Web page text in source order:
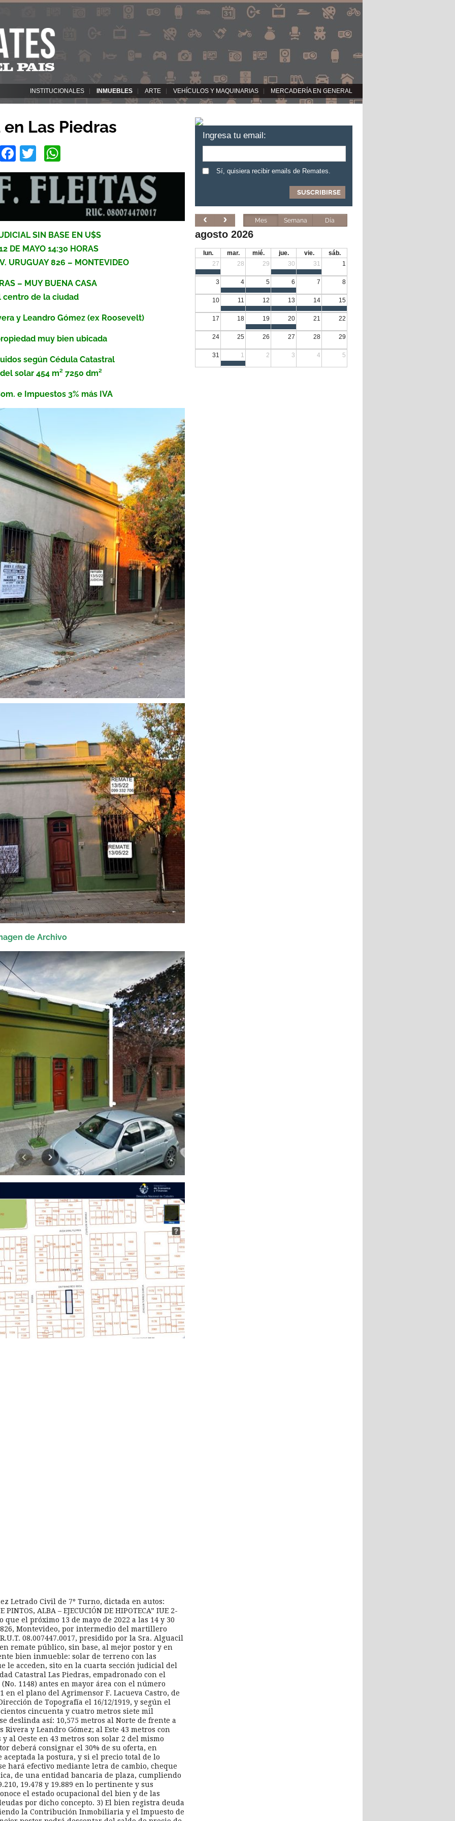
INSTITUCIONALES INMUEBLES ARTE VEHÍCULOS Y MAQUINARIAS MERCADERÍA EN GENERAL
Las Piedras
Facebook
Twitter
SIN BASE EN U$S
DE MAYO 14:30 HORAS
URUGUAY 826 – MONTEVIDEO
– MUY BUENA CASA
centro de la ciudad
y Leandro Gómez (ex Roosevelt)
muy bien ubicada
según Cédula Catastral
solar 454 m² 7250 dm²
e Impuestos 3% más IVA
de Archivo
Letrado Civil de 7º Turno, dictada en autos:
PINTOS, ALBA – EJECUCIÓN DE HIPOTECA” IUE 2-
que el próximo 13 de mayo de 2022 a las 14 y 30
Montevideo, por intermedio del martillero
08.007447.0017, presidido por la Sra. Alguacil
remate público, sin base, al mejor postor y en
bien inmueble: solar de terreno con las
le acceden, sito en la cuarta sección judicial del
Catastral Las Piedras, empadronado con el
1148) antes en mayor área con el número
en el plano del Agrimensor F. Lacueva Castro, de
de Topografía el 16/12/1919, y según el
cincuenta y cuatro metros siete mil
deslinda así: 10,575 metros al Norte de frente a
Rivera y Leandro Gómez; al Este 43 metros con
al Oeste en 43 metros son solar 2 del mismo
deberá consignar el 30% de su oferta, en
aceptada la postura, y si el precio total de lo
hará efectivo mediante letra de cambio, cheque
de una entidad bancaria de plaza, cumpliendo
19.478 y 19.889 en lo pertinente y sus
el estado ocupacional del bien y de las
por dicho concepto. 3) El bien registra deuda
la Contribución Inmobiliaria y el Impuesto de
Ingresa tu email:
Sí, quisiera recibir emails de Remates.
Mes Semana Día
agosto 2026
lun. mar. mié. jue. vie.
sáb.
27
28 29 30 31 1
3 4 5 6 7 8
10 11 12 13 14 15
17 18 19 20 21 22
24 25 26 27 28 29
31 1 2 3 4 5